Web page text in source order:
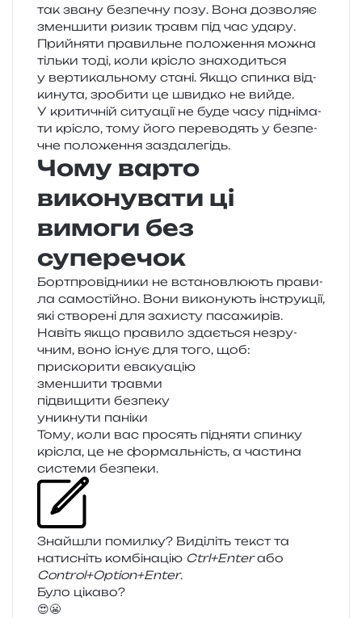
так звану без­пе­чну позу. Вона дозво­ляє
змен­ши­ти ризик травм під час удару.
Прийняти пра­виль­не поло­же­н­ня можна
тіль­ки тоді, коли крі­сло зна­хо­ди­ться
у вер­ти­каль­но­му стані. Якщо спин­ка від­
ки­ну­та, зро­би­ти це швид­ко не вийде.
У кри­ти­чній ситу­а­ції не буде часу під­ні­ма­
ти крі­сло, тому його пере­во­дять у без­пе­
чне поло­же­н­ня заздалегідь.
Чому варто
виконувати ці
вимоги без
суперечок
Бортпровідники не вста­нов­лю­ють пра­ви­
ла само­стій­но. Вони вико­ну­ють інстру­кції,
які ство­ре­ні для захи­сту пасажирів.
Навіть якщо пра­ви­ло зда­є­ться незру­
чним, воно існує для того, щоб:
при­ско­ри­ти евакуацію
змен­ши­ти травми
під­ви­щи­ти безпеку
уни­кну­ти паніки
Тому, коли вас про­сять під­ня­ти спин­ку
крі­сла, це не фор­маль­ність, а части­на
систе­ми безпеки.
Знайшли помил­ку? Виділіть текст та
нати­сніть ком­бі­на­цію Ctrl+Enterабо
Control+Option+Enter.
Було цікаво?
😍😬